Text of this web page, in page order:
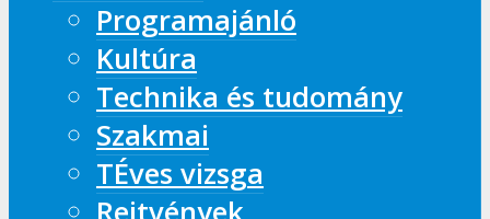
Programajánló
Kultúra
Technika és tudomány
Szakmai
TÉves vizsga